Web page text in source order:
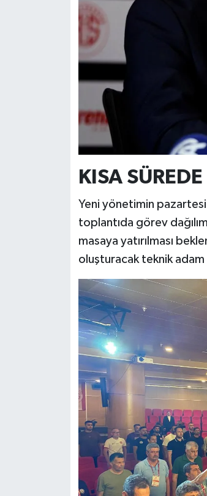
KISA
Yeni yönetimin
toplantıda görev
masaya yatırılması
oluşturacak teknik